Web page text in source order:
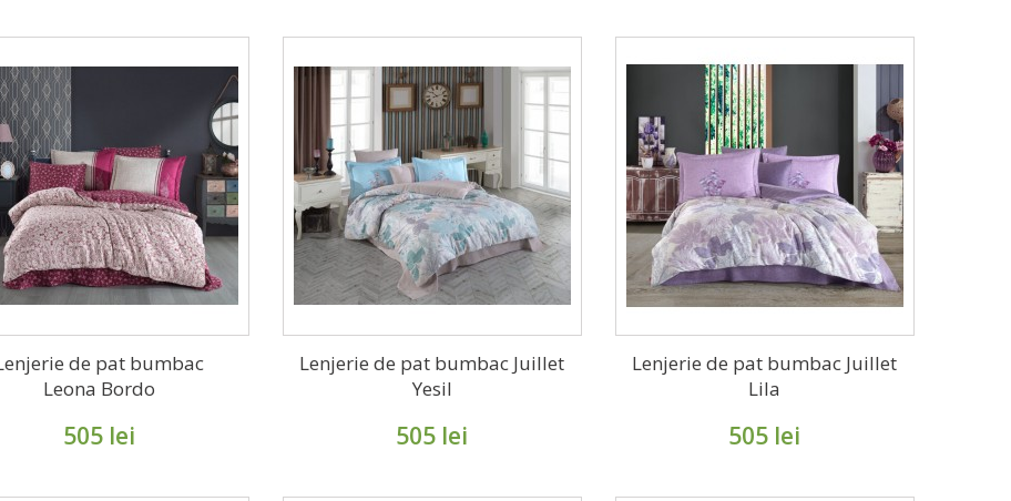
de pat bumbac
Leona Bordo
505 lei
Lenjerie de pat bumbac Juillet
Yesil
505 lei
Lenjerie de pat bumbac Juillet
Lila
505 lei